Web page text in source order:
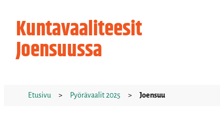
Kuntavaaliteesit
Joensuussa
Etusivu > Pyörävaalit 2025 > Joensuu